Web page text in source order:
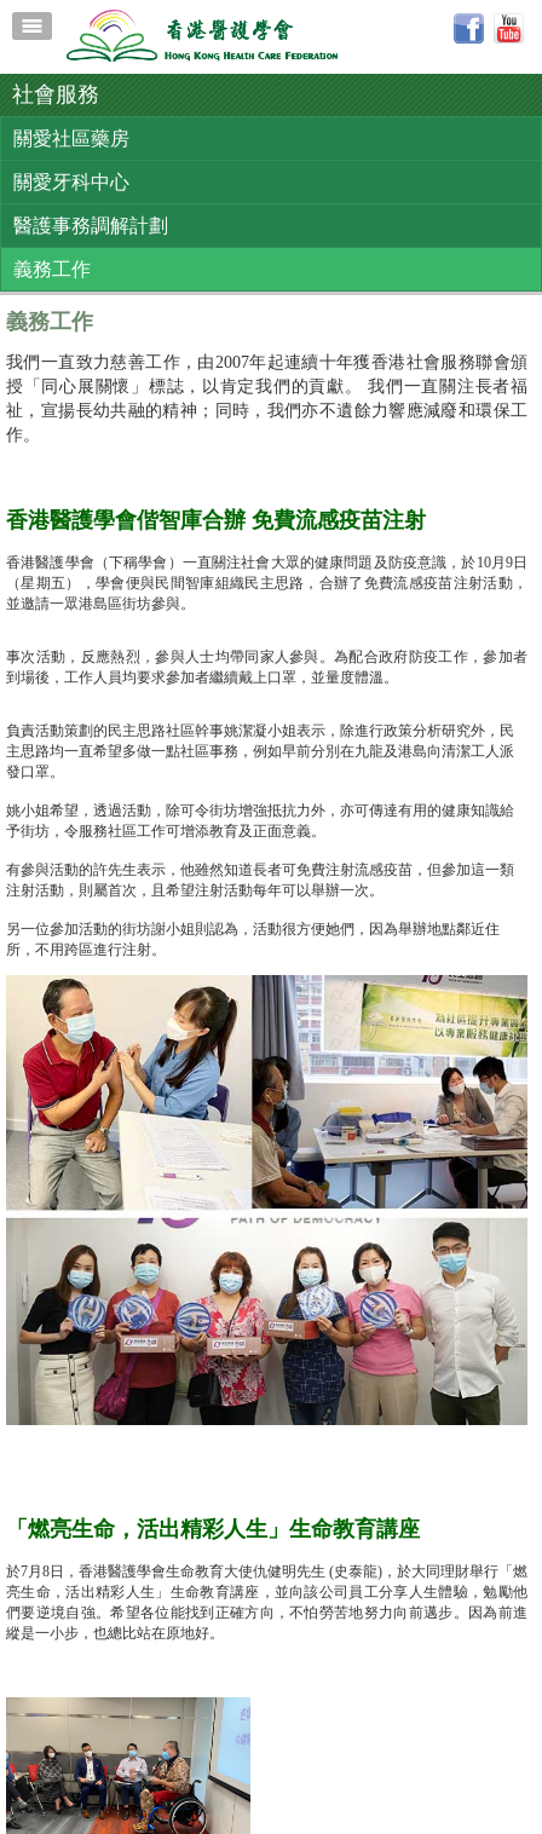
社會服務
關愛社區藥房
關愛牙科中心
醫護事務調解計劃
義務工作
義務工作
我們一直致力慈善工作，由2007年起連續十年獲香港社會服務聯會頒
授「同心展關懷」標誌，以肯定我們的貢獻。 我們一直關注長者福
祉，宣揚長幼共融的精神；同時，我們亦不遺餘力響應減廢和環保工
作。
香港醫護學會偕智庫合辦 免費流感疫苗注射
香港醫護學會（下稱學會）一直關注社會大眾的健康問題及防疫意識，於10月9日
（星期五），學會便與民間智庫組織民主思路，合辦了免費流感疫苗注射活動，
並邀請一眾港島區街坊參與。
事次活動，反應熱烈，參與人士均帶同家人參與。為配合政府防疫工作，參加者
到場後，工作人員均要求參加者繼續戴上口罩，並量度體溫。
負責活動策劃的民主思路社區幹事姚潔凝小姐表示，除進行政策分析研究外，民
主思路均一直希望多做一點社區事務，例如早前分別在九龍及港島向清潔工人派
發口罩。
姚小姐希望，透過活動，除可令街坊增強抵抗力外，亦可傳達有用的健康知識給
予街坊，令服務社區工作可增添教育及正面意義。
有參與活動的許先生表示，他雖然知道長者可免費注射流感疫苗，但參加這一類
注射活動，則屬首次，且希望注射活動每年可以舉辦一次。
另一位參加活動的街坊謝小姐則認為，活動很方便她們，因為舉辦地點鄰近住
所，不用跨區進行注射。
「燃亮生命，活出精彩人生」生命教育講座
於7月8日，香港醫護學會生命教育大使仇健明先生 (史泰龍)，於大同理財舉行「燃
亮生命，活出精彩人生」生命教育講座，並向該公司員工分享人生體驗，勉勵他
們要逆境自強。希望各位能找到正確方向，不怕勞苦地努力向前邁步。因為前進
縱是一小步，也總比站在原地好。